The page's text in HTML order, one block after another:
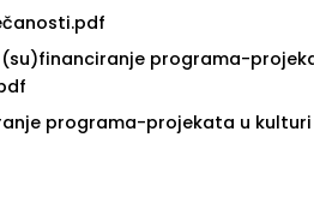
programa-
programa-projekata u